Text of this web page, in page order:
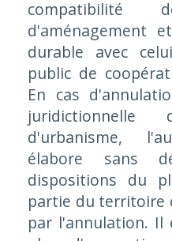
d'aménagement
durable avec
public de
En cas
d'urbanisme,
élabore sans
dispositions du
partie du territoire
par l'annulation. Il